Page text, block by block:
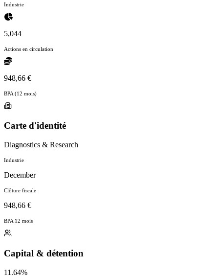
Industrie
5,044
Actions en circulation
948,66 €
BPA (12 mois)
Carte d'identité
Diagnostics & Research
Industrie
December
Clôture fiscale
948,66 €
BPA 12 mois
Capital & détention
11.64%